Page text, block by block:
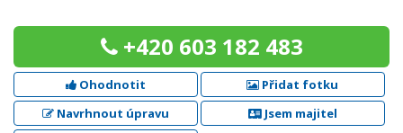
+420 603 182 483
Ohodnotit
Přidat fotku
Navrhnout úpravu
Jsem majitel